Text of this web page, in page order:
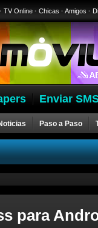
· TV Online · Chicas · Amigos ·
Enviar
Paso a Paso
para